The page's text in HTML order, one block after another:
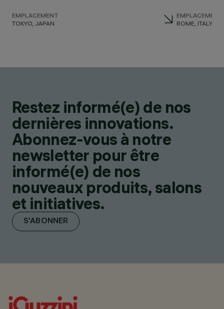
EMPLACEMENT
TOKYO, JAPAN
EMPLACEMENT
ROME, ITALY
Restez informé(e) de nos
dernières innovations.
Abonnez-vous à notre
newsletter pour être
informé(e) de nos
nouveaux produits, salons
et initiatives.
S'ABONNER